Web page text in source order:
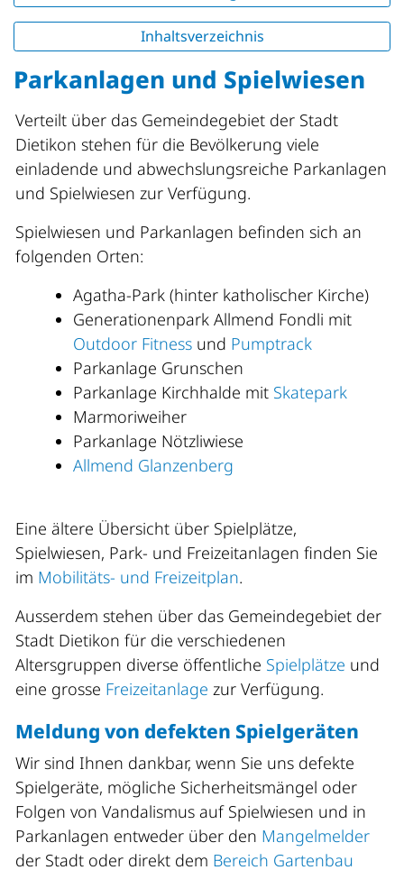
Inhaltsverzeichnis
Parkanlagen und Spielwiesen
Verteilt über das Gemeindegebiet der Stadt
Dietikon stehen für die Bevölkerung viele
einladende und abwechslungsreiche Parkanlagen
und Spielwiesen zur Verfügung.
Spielwiesen und Parkanlagen befinden sich an
folgenden Orten:
Agatha-Park (hinter katholischer Kirche)
Generationenpark Allmend Fondli mit
Outdoor Fitness und Pumptrack
Parkanlage Grunschen
Parkanlage Kirchhalde mit Skatepark
Marmoriweiher
Parkanlage Nötzliwiese
Allmend Glanzenberg
Eine ältere Übersicht über Spielplätze,
Spielwiesen, Park- und Freizeitanlagen finden Sie
im Mobilitäts- und Freizeitplan.
Ausserdem stehen über das Gemeindegebiet der
Stadt Dietikon für die verschiedenen
Altersgruppen diverse öffentliche Spielplätze und
eine grosse Freizeitanlage zur Verfügung.
Meldung von defekten Spielgeräten
Wir sind Ihnen dankbar, wenn Sie uns defekte
Spielgeräte, mögliche Sicherheitsmängel oder
Folgen von Vandalismus auf Spielwiesen und in
Parkanlagen entweder über den Mangelmelder
der Stadt oder direkt dem Bereich Gartenbau